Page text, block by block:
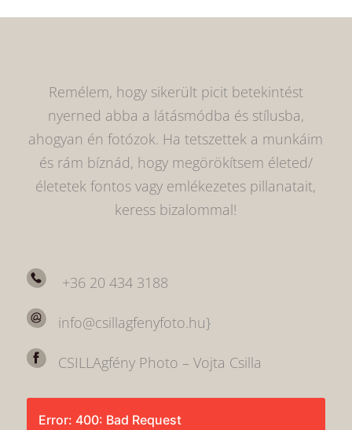
Remélem, hogy sikerült picit betekintést
nyerned abba a látásmódba és stílusba,
ahogyan én fotózok. Ha tetszettek a munkáim
és rám bíznád, hogy megörökítsem életed/
életetek fontos vagy emlékezetes pillanatait,
keress bizalommal!
+36 20 434 3188
info@csillagfenyfoto.hu}
CSILLAgfény Photo – Vojta Csilla
Error: 400: Bad Request